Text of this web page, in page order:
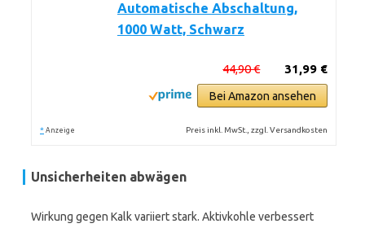
Automatische Abschaltung,
1000 Watt, Schwarz
31,99 €
44,90 €
Bei Amazon ansehen
* Anzeige Preis inkl. MwSt., zzgl. Versandkosten
Unsicherheiten abwägen
Wirkung gegen Kalk variiert stark. Aktivkohle verbessert